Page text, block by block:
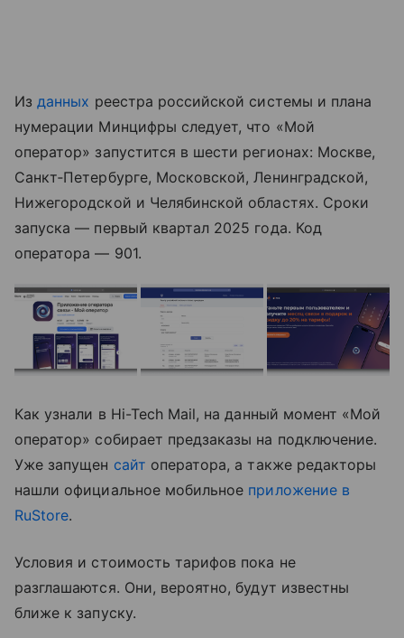
Изданных реестра российской системы и плана
нумерации Минцифры следует, что «Мой
оператор» запустится в шести регионах: Москве,
Санкт‑Петербурге, Московской, Ленинградской,
Нижегородской и Челябинской областях. Сроки
запуска — первый квартал 2025 года. Код
оператора — 901.
Как узнали в Hi-Tech Mail, на данный момент «Мой
оператор» собирает предзаказы на подключение.
Уже запущен сайт оператора, а также редакторы
нашли официальное мобильное приложение в
RuStore.
Условия и стоимость тарифов пока не
разглашаются. Они, вероятно, будут известны
ближе к запуску.